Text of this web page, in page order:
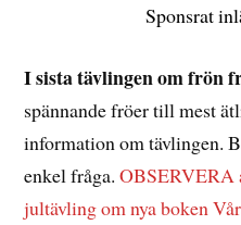
Sponsrat
I sista tävlingen om frön
spännande fröer till mest
information om tävlingen.
enkel fråga.OBSERVERA
jultävling om nya boken